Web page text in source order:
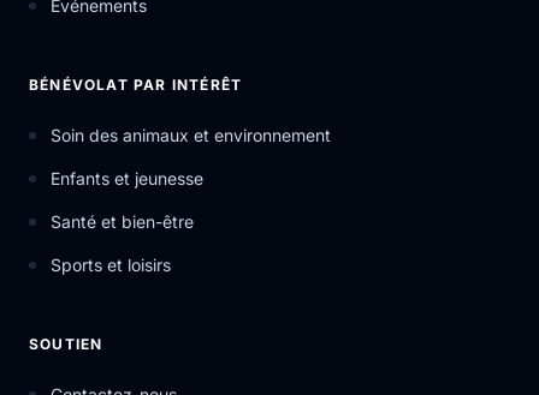
Événements
BÉNÉVOLAT PAR INTÉRÊT
Soin des animaux et environnement
Enfants et jeunesse
Santé et bien-être
Sports et loisirs
SOUTIEN